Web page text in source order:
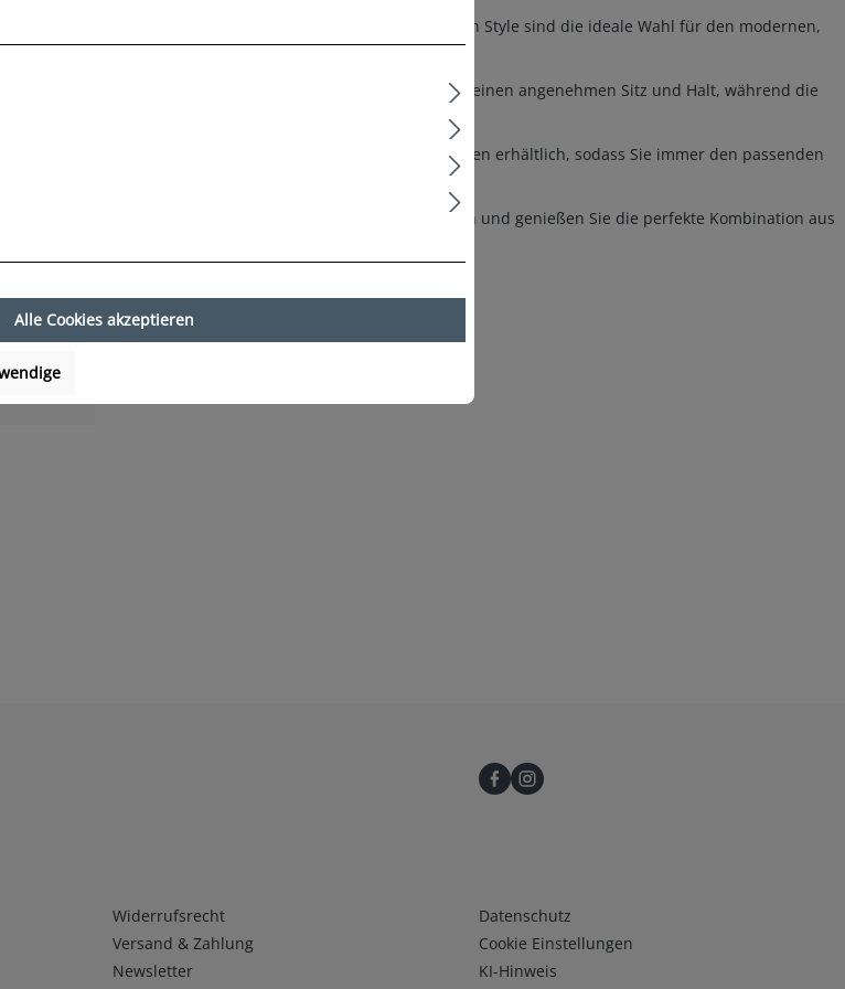
Diese urbanen und maskulinen Boxershorts im American Style sind die ideale Wahl für den modernen,
Das sorgfältig verarbeitete Bündchen sorgt für einen angenehmen Sitz und Halt, während die
Die Webboxer sind in verschiedenen Farben und Motiven erhältlich, sodass Sie immer den passenden
Setzen Sie ein Zeichen mit den Phil & Co. Berlin Webboxern und genießen Sie die perfekte Kombination aus
Infos 2
Widerrufsrecht
Versand & Zahlung
Newsletter
Infos 3
Datenschutz
Cookie Einstellungen
KI-Hinweis
Alle Cookies akzeptieren